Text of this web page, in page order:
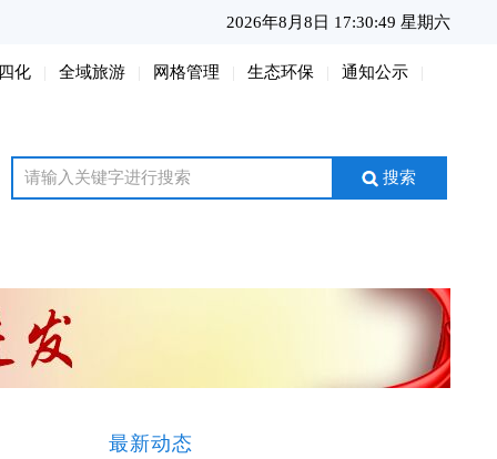
2026年8月8日 17:30:51 星期六
化 全域旅游 网格管理 生态环保 通知公示
搜索
最新动态